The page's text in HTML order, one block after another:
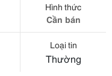
Hình thức
Cần bán
Loại tin
Thường